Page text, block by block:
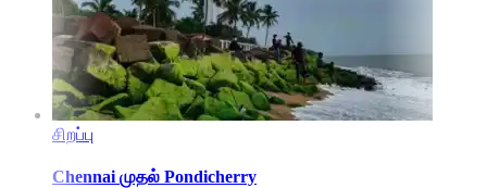
சிறப்பு
Chennai முதல் Pondicherry